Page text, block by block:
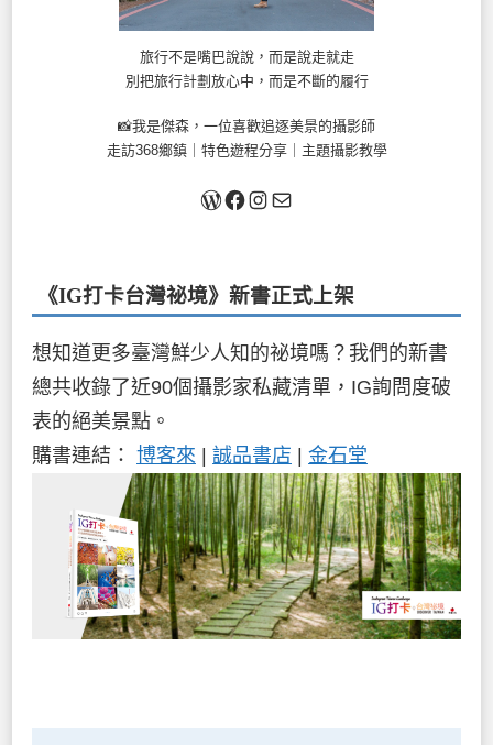
旅行不是嘴巴說說，而是說走就走
別把旅行計劃放心中，而是不斷的履行
📸我是傑森，一位喜歡追逐美景的攝影師
走訪368鄉鎮｜特色遊程分享｜主題攝影教學
關於我Facebook
Instagram
《IG打卡台灣祕境》新書正式上架
想知道更多臺灣鮮少人知的祕境嗎？我們的新書
總共收錄了近90個攝影家私藏清單，IG詢問度破
表的絕美景點。
購書連結： 博客來 | 誠品書店 | 金石堂